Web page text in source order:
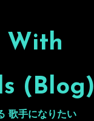
With
(Blog)
歌手になりたい